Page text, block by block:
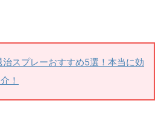
治スプレーおすすめ5選！本当に効
！